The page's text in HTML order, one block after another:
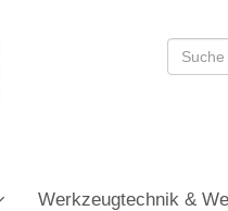
Werkzeugtechnik &